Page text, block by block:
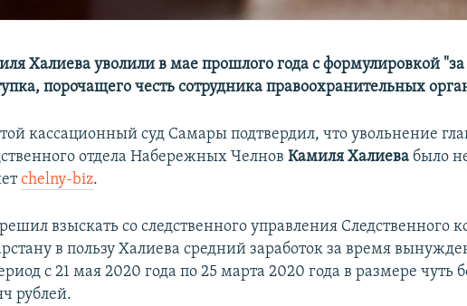
Халиева уволили в мае прошлого года с формулировкой
порочащего честь сотрудника правоохранительных
кассационный суд Самары подтвердил, что увольнение
отдела Набережных ЧелновКамиля Халиева было
chelny-biz.
взыскать со следственного управления Следственного
в пользу Халиева средний заработок за время
с 21 мая 2020 года по 25 марта 2020 года в размере чуть
рублей.